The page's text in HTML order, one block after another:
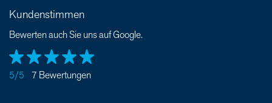
Kundenstimmen
Bewerten auch Sie uns auf Google.
5/5 7 Bewertungen